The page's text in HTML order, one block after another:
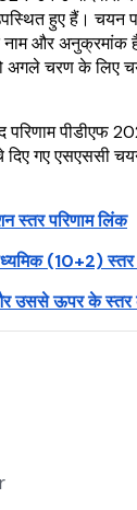
हुए हैं। चयन
नाम और
अगले चरण के लिए
पीडीएफ
दिए गए एसएससी
स्तर परिणाम लिंक
(10+2) स्तर
उससे ऊपर के स्तर